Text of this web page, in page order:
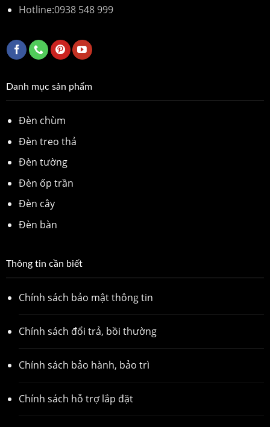
Hotline:0938 548 999
Danh mục sản phẩm
Đèn chùm
Đèn treo thả
Đèn tường
Đèn ốp trần
Đèn cây
Đèn bàn
Thông tin cần biết
Chính sách bảo mật thông tin
Chính sách đổi trả, bồi thường
Chính sách bảo hành, bảo trì
Chính sách hỗ trợ lắp đặt